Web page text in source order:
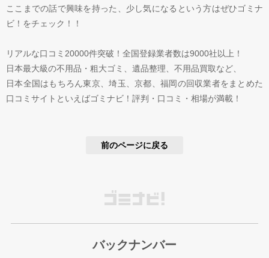
ここまでの話で興味を持った、少し気になるという方はぜひゴミナ
ビ！をチェック！！
リアルな口コミ20000件突破！全国登録業者数は9000社以上！
日本最大級の不用品・粗大ゴミ、遺品整理、不用品買取など、
日本全国はもちろん東京、埼玉、京都、福岡の回収業者をまとめた
口コミサイトといえばゴミナビ！評判・口コミ・相場が満載！
前のページに戻る
バックナンバー